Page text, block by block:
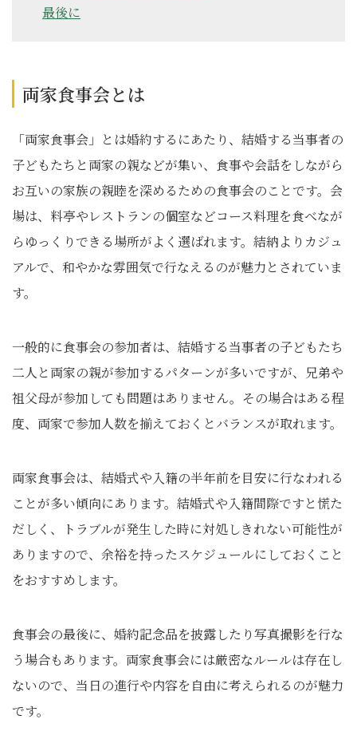
最後に
両家食事会とは
「両家食事会」とは婚約するにあたり、結婚する当事者の
子どもたちと両家の親などが集い、食事や会話をしながら
お互いの家族の親睦を深めるための食事会のことです。会
場は、料亭やレストランの個室などコース料理を食べなが
らゆっくりできる場所がよく選ばれます。結納よりカジュ
アルで、和やかな雰囲気で行なえるのが魅力とされていま
す。
一般的に食事会の参加者は、結婚する当事者の子どもたち
二人と両家の親が参加するパターンが多いですが、兄弟や
祖父母が参加しても問題はありません。その場合はある程
度、両家で参加人数を揃えておくとバランスが取れます。
両家食事会は、結婚式や入籍の半年前を目安に行なわれる
ことが多い傾向にあります。結婚式や入籍間際ですと慌た
だしく、トラブルが発生した時に対処しきれない可能性が
ありますので、余裕を持ったスケジュールにしておくこと
をおすすめします。
食事会の最後に、婚約記念品を披露したり写真撮影を行な
う場合もあります。両家食事会には厳密なルールは存在し
ないので、当日の進行や内容を自由に考えられるのが魅力
です。